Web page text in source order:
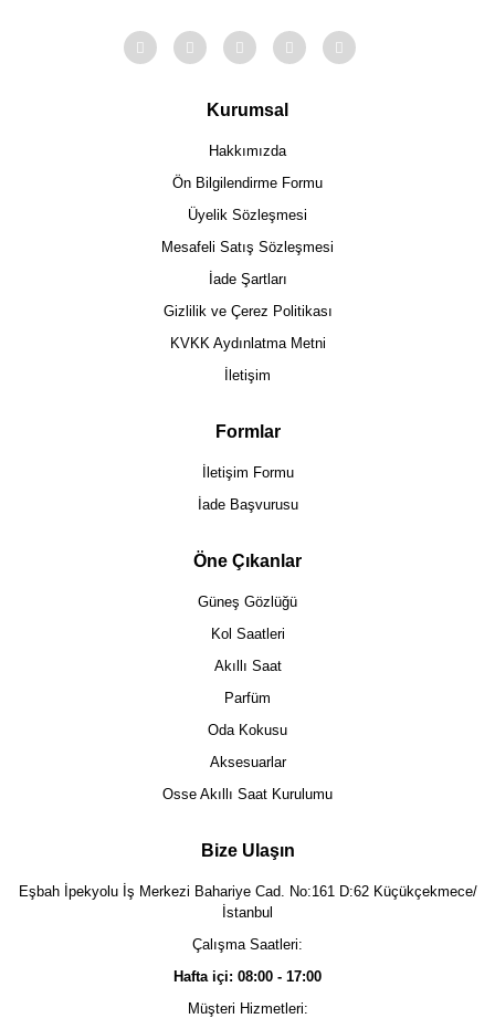
Kurumsal
Hakkımızda
Ön Bilgilendirme Formu
Üyelik Sözleşmesi
Mesafeli Satış Sözleşmesi
İade Şartları
Gizlilik ve Çerez Politikası
KVKK Aydınlatma Metni
İletişim
Formlar
İletişim Formu
İade Başvurusu
Öne Çıkanlar
Güneş Gözlüğü
Kol Saatleri
Akıllı Saat
Parfüm
Oda Kokusu
Aksesuarlar
Osse Akıllı Saat Kurulumu
Bize Ulaşın
Eşbah İpekyolu İş Merkezi Bahariye Cad. No:161 D:62 Küçükçekmece/
İstanbul
Çalışma Saatleri:
Hafta içi: 08:00 - 17:00
Müşteri Hizmetleri: